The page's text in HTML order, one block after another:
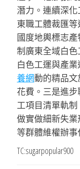
潛力。連續深
東職工體裁匯
國度地輿標志產
制廣東全域白色
白色工運與產
養網動的精品
花費。三是進
工項目清單軌
做實做細新失
等群體維權辦事
TC:sugarpopular900